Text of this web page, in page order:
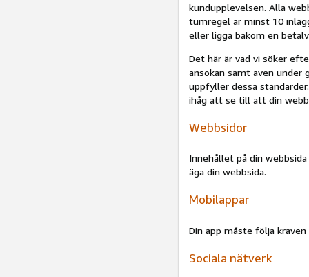
kundupplevelsen. Alla
tumregel är minst 10
eller ligga bakom en
Det här är vad vi söker
ansökan samt även under
uppfyller dessa
ihåg att se till att din
Webbsidor
Innehållet på din
äga din webbsida.
Mobilappar
Din app måste följa
Sociala nätverk